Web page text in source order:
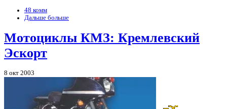
48 комм
Дальше больше
Мотоциклы КМЗ: Кремлевский
Эскорт
8 окт 2003